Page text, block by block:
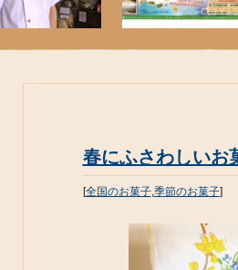
春にふさわしいお
[全国のお菓子,季節のお菓子]